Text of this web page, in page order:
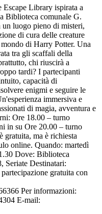
Escape Library ispirata a
Biblioteca comunale G.
un luogo pieno di misteri,
di cura delle creature
di Harry Potter. Una
tra gli scaffali della
chi riuscirà a
tardi? I partecipanti
capacità di
enigmi e seguire le
immersiva e
di magia, avventura e
Ore 18.00 – turno
in su Ore 20.00 – turno
gratuita, ma è richiesta
online. Quando: martedì
Dove: Biblioteca
Seriate Destinatari:
gratuita con
Per informazioni:
E-mail: